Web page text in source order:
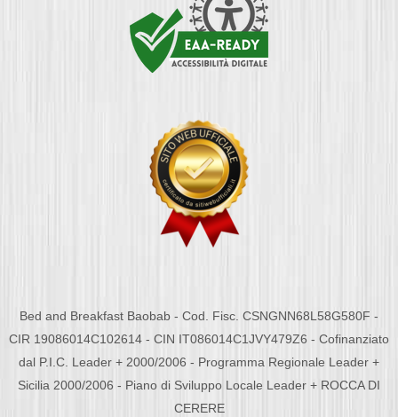
Bed and Breakfast Baobab - Cod. Fisc. CSNGNN68L58G580F -
CIR 19086014C102614 - CIN IT086014C1JVY479Z6 - Cofinanziato
dal P.I.C. Leader + 2000/2006 - Programma Regionale Leader +
Sicilia 2000/2006 - Piano di Sviluppo Locale Leader + ROCCA DI
CERERE